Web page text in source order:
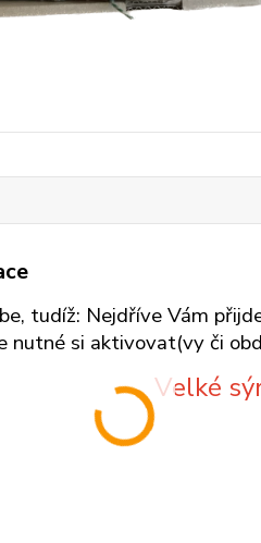
tudíž: Nejdříve Vám
nutné si aktivovat(vy či
Velké